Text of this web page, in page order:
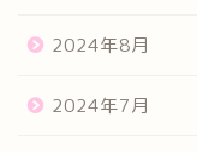
2024年8月
2024年7月